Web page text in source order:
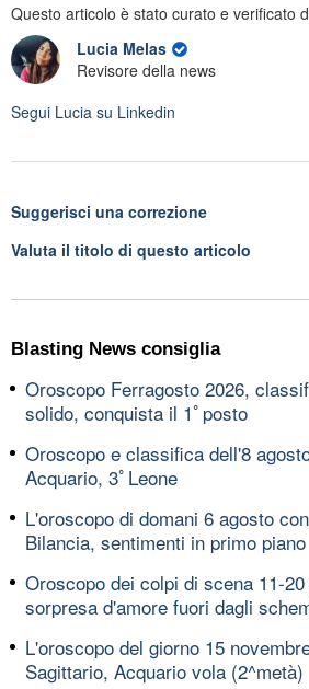
Questo articolo è stato curato e verificato
Lucia Melas
Revisore della news
Segui Lucia su Linkedin
Suggerisci una correzione
Valuta il titolo di questo articolo
Blasting News consiglia
Oroscopo Ferragosto 2026,
solido, conquista il 1ﾟposto
Oroscopo e classifica dell'8
Acquario, 3ﾟLeone
L'oroscopo di domani 6 agosto
Bilancia, sentimenti in primo piano
Oroscopo dei colpi di scena 11-
sorpresa d'amore fuori dagli
L'oroscopo del giorno 15
Sagittario, Acquario vola (2^metà)